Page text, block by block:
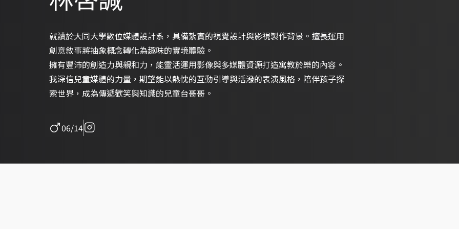
就讀於大同大學數位媒體設計系，具備紮實的視覺設計與影視製作背景。擅長運用
創意敘事將抽象概念轉化為趣味的實境體驗。
擁有豐沛的創造力與親和力，能靈活運用影像與多媒體資源打造寓教於樂的內容。
我深信兒童媒體的力量，期望能以熱忱的互動引導與活潑的表演風格，陪伴孩子探
索世界，成為傳遞歡笑與知識的兒童台哥哥。
06/14